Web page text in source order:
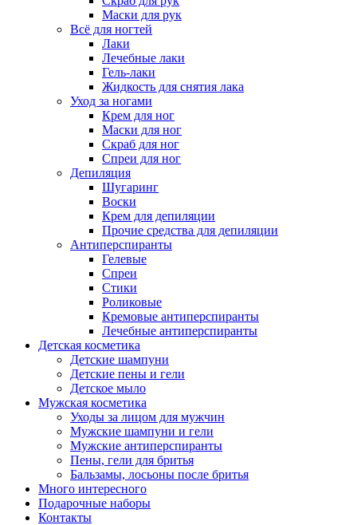
Маски для рук
Всё для ногтей
Лаки
Лечебные лаки
Гель-лаки
Жидкость для снятия лака
Уход за ногами
Крем для ног
Маски для ног
Скраб для ног
Спреи для ног
Депиляция
Шугаринг
Воски
Крем для депиляции
Прочие средства для депиляции
Антиперспиранты
Гелевые
Спреи
Стики
Роликовые
Кремовые антиперспиранты
Лечебные антиперспиранты
Детская косметика
Детские шампуни
Детские пены и гели
Детское мыло
Мужская косметика
Уходы за лицом для мужчин
Мужские шампуни и гели
Мужские антиперспиранты
Пены, гели для бритья
Бальзамы, лосьоны после бритья
Много интересного
Подарочные наборы
Контакты